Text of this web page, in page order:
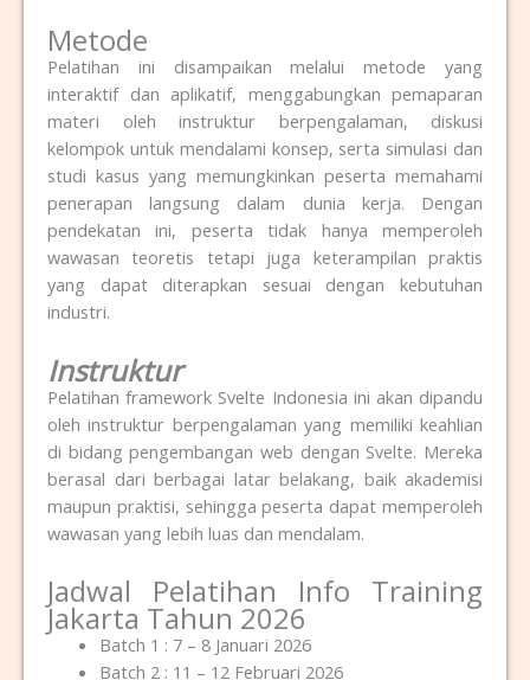
Metode
Pelatihan ini disampaikan melalui metode yang
interaktif dan aplikatif, menggabungkan pemaparan
materi oleh instruktur berpengalaman, diskusi
kelompok untuk mendalami konsep, serta simulasi dan
studi kasus yang memungkinkan peserta memahami
penerapan langsung dalam dunia kerja. Dengan
pendekatan ini, peserta tidak hanya memperoleh
wawasan teoretis tetapi juga keterampilan praktis
yang dapat diterapkan sesuai dengan kebutuhan
industri.
Instruktur
Pelatihan framework Svelte Indonesia ini akan dipandu
oleh instruktur berpengalaman yang memiliki keahlian
di bidang pengembangan web dengan Svelte. Mereka
berasal dari berbagai latar belakang, baik akademisi
maupun praktisi, sehingga peserta dapat memperoleh
wawasan yang lebih luas dan mendalam.
Jadwal Pelatihan Info Training
Jakarta Tahun 2026
Batch 1 : 7 – 8 Januari 2026
Batch 2 : 11 – 12 Februari 2026